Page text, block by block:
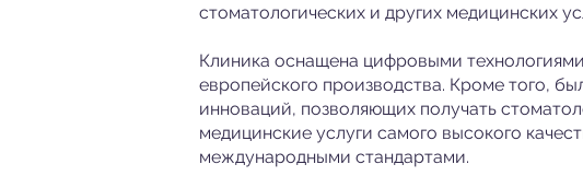
стоматологических и других медицинских
Клиника оснащена цифровыми
европейского производства. Кроме того,
инноваций, позволяющих получать
медицинские услуги самого высокого
международными стандартами.